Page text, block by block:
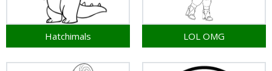
Hatchimals LOL OMG